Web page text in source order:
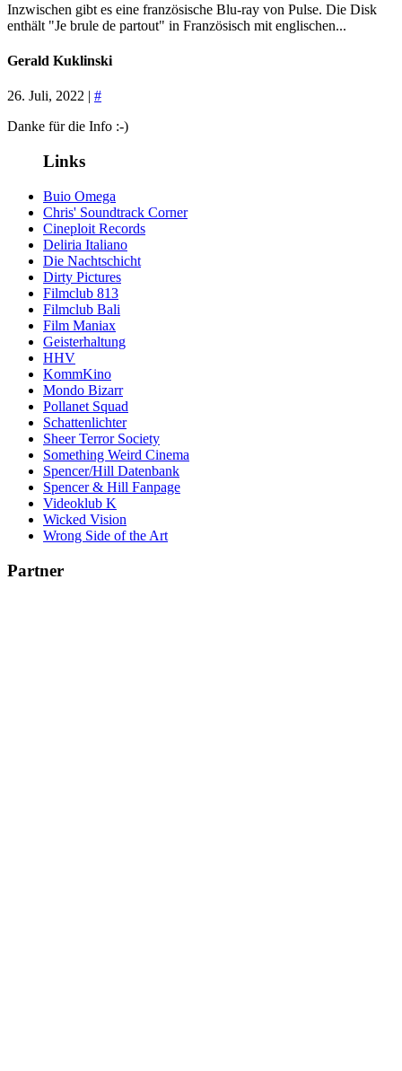
Inzwischen gibt es eine französische Blu-ray von Pulse. Die Disk
enthält "Je brule de partout" in Französisch mit englischen...
Gerald Kuklinski
26. Juli, 2022 | #
Danke für die Info :-)
Links
Buio Omega
Chris' Soundtrack Corner
Cineploit Records
Deliria Italiano
Die Nachtschicht
Dirty Pictures
Filmclub 813
Filmclub Bali
Film Maniax
Geisterhaltung
HHV
KommKino
Mondo Bizarr
Pollanet Squad
Schattenlichter
Sheer Terror Society
Something Weird Cinema
Spencer/Hill Datenbank
Spencer & Hill Fanpage
Videoklub K
Wicked Vision
Wrong Side of the Art
Partner